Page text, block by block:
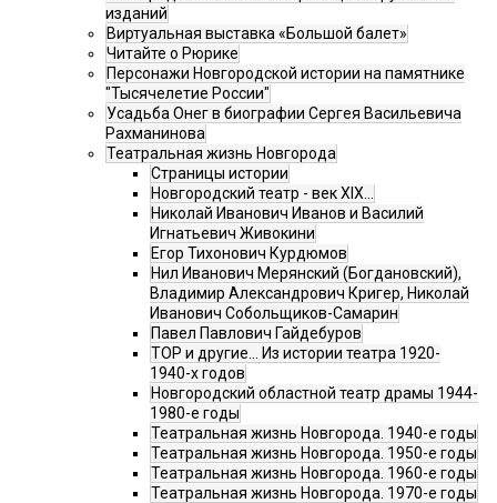
изданий
Виртуальная выставка «Большой балет»
Читайте о Рюрике
Персонажи Новгородской истории на памятнике
"Тысячелетие России"
Усадьба Онег в биографии Сергея Васильевича
Рахманинова
Театральная жизнь Новгорода
Страницы истории
Новгородский театр - век XIX…
Николай Иванович Иванов и Василий
Игнатьевич Живокини
Егор Тихонович Курдюмов
Нил Иванович Мерянский (Богдановский),
Владимир Александрович Кригер, Николай
Иванович Собольщиков-Самарин
Павел Павлович Гайдебуров
ТОР и другие… Из истории театра 1920-
1940-х годов
Новгородский областной театр драмы 1944-
1980-е годы
Театральная жизнь Новгорода. 1940-е годы
Театральная жизнь Новгорода. 1950-е годы
Театральная жизнь Новгорода. 1960-е годы
Театральная жизнь Новгорода. 1970-е годы